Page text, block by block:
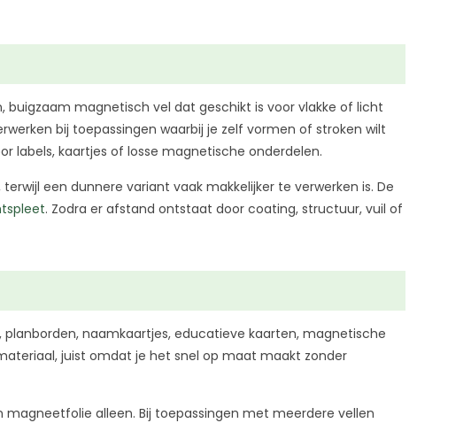
magnetisch vel dat geschikt is voor vlakke of licht
bij toepassingen waarbij je zelf vormen of stroken wilt
labels, kaartjes of losse magnetische onderdelen.
een dunnere variant vaak makkelijker te verwerken is. De
. Zodra er afstand ontstaat door coating, structuur, vuil of
naamkaartjes, educatieve kaarten, magnetische
juist omdat je het snel op maat maakt zonder
alleen. Bij toepassingen met meerdere vellen